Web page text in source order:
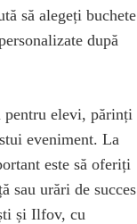
să alegeți buchete
după
pentru elevi, părinți
eveniment. La
este să oferiți
sau urări de succes
și Ilfov, cu